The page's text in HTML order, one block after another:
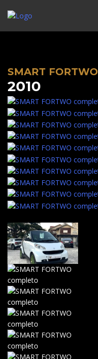
CL PREMIUM
SMART FORTWO
2010